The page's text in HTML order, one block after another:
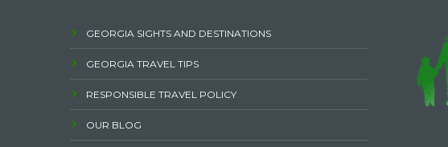
GEORGIA SIGHTS AND DESTINATIONS
GEORGIA TRAVEL TIPS
RESPONSIBLE TRAVEL POLICY
OUR BLOG